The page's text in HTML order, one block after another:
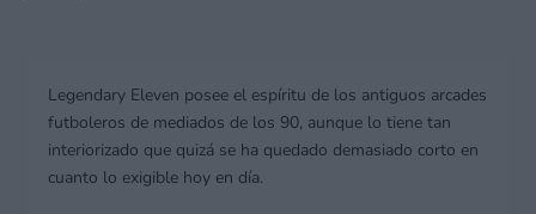
Legendary Eleven posee el espíritu de los antiguos arcades
futboleros de mediados de los 90, aunque lo tiene tan
interiorizado que quizá se ha quedado demasiado corto en
cuanto lo exigible hoy en día.